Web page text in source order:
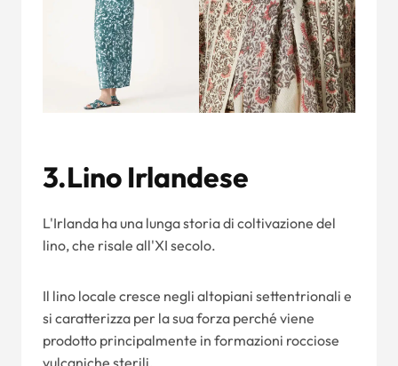
3.Lino Irlandese
L'Irlanda ha una lunga storia di coltivazione del
lino, che risale all'XI secolo.
Il lino locale cresce negli altopiani settentrionali e
si caratterizza per la sua forza perché viene
prodotto principalmente in formazioni rocciose
vulcaniche sterili.